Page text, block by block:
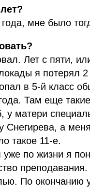
мне было
Лет с пяти,
я потерял
в 5-й класс
Там еще
у матери
Снегирева, а
такое 11-е.
уже по жизни я
По окончанию